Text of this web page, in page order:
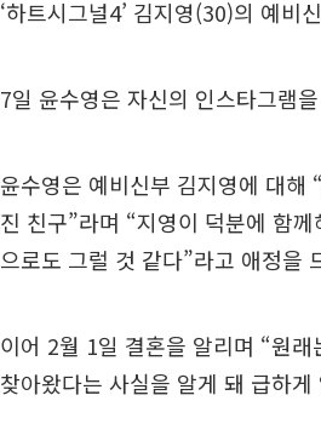
‘하트시그널4’ 김지영(30)의 예비
7일 윤수영은 자신의 인스타그램
윤수영은 예비신부 김지영에 대해
진 친구”라며 “지영이 덕분에 함
으로도 그럴 것 같다”라고 애정을
이어 2월 1일 결혼을 알리며 “원
찾아왔다는 사실을 알게 돼 급하